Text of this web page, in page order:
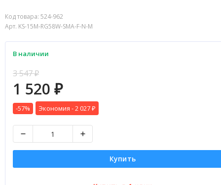
Код товара: 524-962
Арт. KS-15M-RG58W-SMA-F-N-M
В наличии
3 547₽
1 520 ₽
-57% Экономия -2 027 ₽
Купить